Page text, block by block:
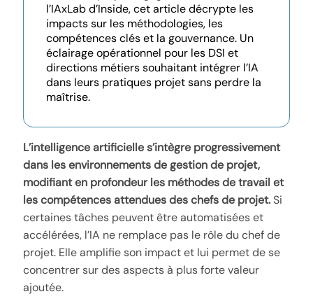
l’IAxLab d’Inside, cet article décrypte les
impacts sur les méthodologies, les
compétences clés et la gouvernance. Un
éclairage opérationnel pour les DSI et
directions métiers souhaitant intégrer l’IA
dans leurs pratiques projet sans perdre la
maîtrise.
L’intelligence artificielle s’intègre progressivement
dans les environnements de gestion de projet,
modifiant en profondeur les méthodes de travail et
les compétences attendues des chefs de projet.Si
certaines tâches peuvent être automatisées et
accélérées, l’IA ne remplace pas le rôle du chef de
projet. Elle amplifie son impact et lui permet de se
concentrer sur des aspects à plus forte valeur
ajoutée.